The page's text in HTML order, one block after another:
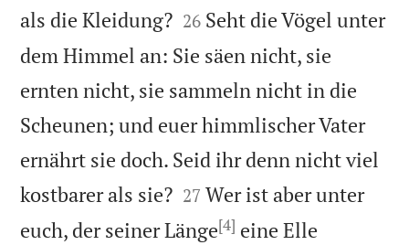
als die Kleidung?
26 Seht die Vögel unter
dem Himmel an: Sie säen nicht, sie
ernten nicht, sie sammeln nicht in die
Scheunen; und euer himmlischer Vater
ernährt sie doch. Seid ihr denn nicht viel
kostbarer als sie?
27 Wer ist aber unter
euch, der seiner Länge[4] eine Elle